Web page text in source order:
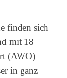
finden sich
mit 18
(AWO)
in ganz